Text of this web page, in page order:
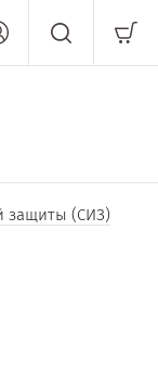
защиты (СИЗ)